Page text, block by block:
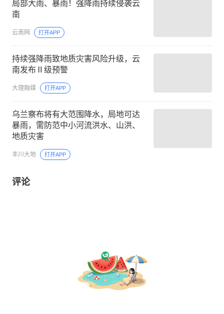
局部大雨、暴雨！强降雨持续侵袭云
南
云南网 打开APP
持续强降雨致地质灾害风险升级，云
南发布Ⅱ级预警
大理融媒 打开APP
乌兰察布将有大范围降水，局地可达
暴雨，需防范中小河流洪水、山洪、
地质灾害
丰川大地 打开APP
评论